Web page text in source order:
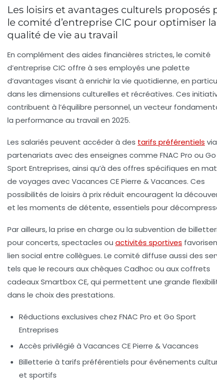
Les loisirs et avantages culturels proposés
le comité d’entreprise CIC pour optimiser la
qualité de vie au travail
En complément des aides financières strictes, le comité
d’entreprise CIC offre à ses employés une palette
d’avantages visant à enrichir la vie quotidienne, en
dans les dimensions culturelles et récréatives. Ces
contribuent à l’équilibre personnel, un vecteur
la performance au travail en 2025.
Les salariés peuvent accéder à des tarifs préférentiels
partenariats avec des enseignes comme FNAC Pro ou Go
Sport Entreprises, ainsi qu’à des offres spécifiques en
de voyages avecVacances CE Pierre & Vacances. Ces
possibilités de loisirs à prix réduit encouragent la
et les moments de détente, essentiels pour
Par ailleurs, la prise en charge ou la subvention de
pour concerts, spectacles ou activités sportives
lien social entre collègues. Le comité diffuse aussi des
tels que le recours aux chèques Cadhocou aux coffrets
cadeauxSmartbox CE, qui permettent une grande
dans le choix des prestations.
Réductions exclusives chez FNAC Pro et Go Sport
Entreprises
Accès privilégié à Vacances CE Pierre & Vacances
Billetterie à tarifs préférentiels pour événements
et sportifs